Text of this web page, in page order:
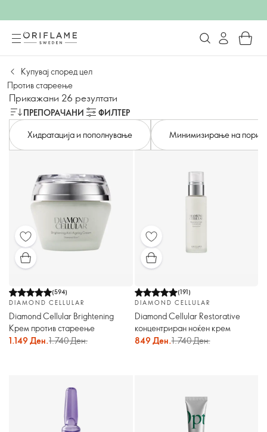
Купувај според цел
Против стареење
Прикажани 26 резултати
ПРЕПОРАЧАНИ
ФИЛТЕР
Хидратација и пополнување
Минимизирање на
(594)
DIAMOND CELLULAR
Diamond Cellular Brightening
Крем против стареење
1.149 Ден.1.740 Ден.
(191)
DIAMOND CELLULAR
Diamond Cellular Restorative
концентриран ноќен крем
849 Ден.1.740 Ден.